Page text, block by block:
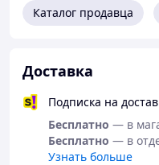
Каталог продавца
Доставка
Подписка на
Бесплатно — в
Бесплатно — в
Узнать больше